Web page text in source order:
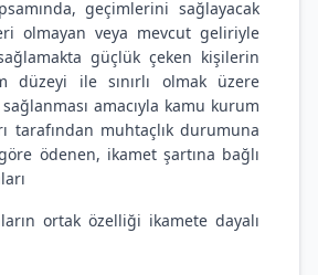
geçimlerini sağlayacak
olmayan veya mevcut geliriyle
güçlük çeken kişilerin
düzeyi ile sınırlı olmak üzere
amacıyla kamu kurum
tarafından muhtaçlık durumuna
ödenen, ikamet şartına bağlı
ortak özelliği ikamete dayalı